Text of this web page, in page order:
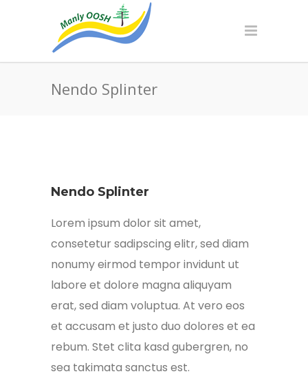
Nendo Splinter
Nendo Splinter
Lorem ipsum dolor sit amet,
consetetur sadipscing elitr, sed diam
nonumy eirmod tempor invidunt ut
labore et dolore magna aliquyam
erat, sed diam voluptua. At vero eos
et accusam et justo duo dolores et ea
rebum. Stet clita kasd gubergren, no
sea takimata sanctus est.